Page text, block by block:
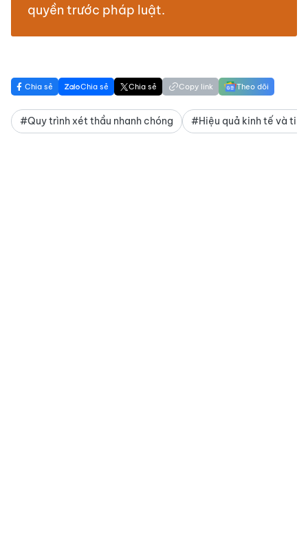
quyền trước pháp luật.
Chia sẻ Chia sẻ Chia sẻ Copy link Theo dõi
#Quy trình xét thầu nhanh chóng #Hiệu quả kinh tế và